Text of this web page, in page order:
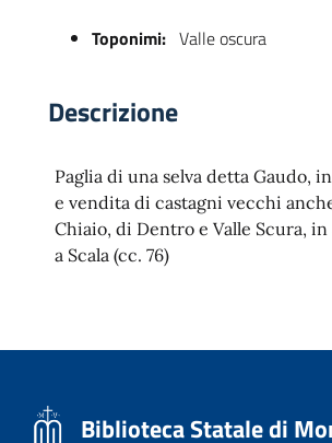
Toponimi: Valle oscura
Descrizione
Paglia di una selva detta Gaudo,
e vendita di castagni vecchi
Chiaio, di Dentro e Valle Scura, in
a Scala (cc. 76)
Biblioteca Statale di